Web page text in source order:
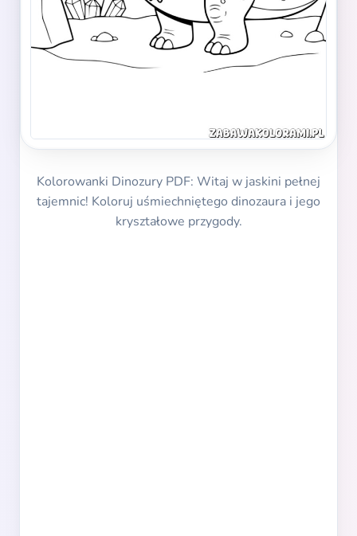
Kolorowanki Dinozury PDF: Witaj w jaskini pełnej
tajemnic! Koloruj uśmiechniętego dinozaura i jego
kryształowe przygody.